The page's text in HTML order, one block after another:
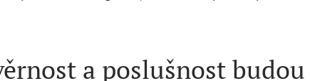
a poslušnost budou